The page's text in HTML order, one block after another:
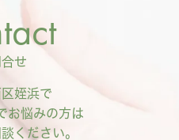
せ
姪浜で
お悩みの方は
ください。